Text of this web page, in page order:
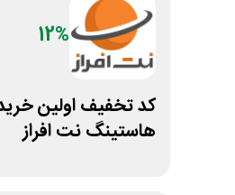
12%
کد تخفیف اولین
هاستینگ نت افراز